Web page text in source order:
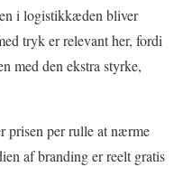
i logistikkæden bliver
tryk er relevant her, fordi
med den ekstra styrke,
prisen per rulle at nærme
af branding er reelt gratis